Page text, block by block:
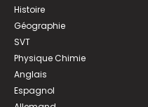
Histoire
Géographie
SVT
Physique Chimie
Anglais
Espagnol